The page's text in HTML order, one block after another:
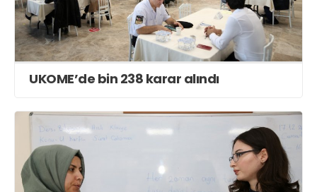
UKOME’de bin 238 karar alındı